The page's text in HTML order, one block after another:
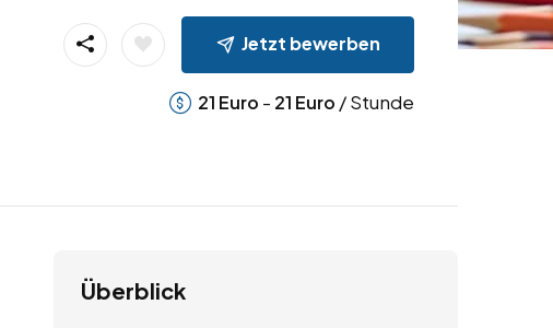
Jetzt bewerben
21 Euro - 21 Euro / Stunde
Überblick